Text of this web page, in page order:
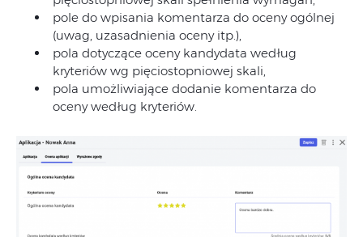
pole do wpisania komentarza do oceny ogólnej
(uwag, uzasadnienia oceny itp.),
pola dotyczące oceny kandydata według
kryteriów wg pięciostopniowej skali,
pola umożliwiające dodanie komentarza do
oceny według kryteriów.